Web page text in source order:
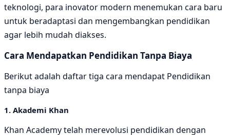
teknologi, para inovator modern menemukan cara baru
untuk beradaptasi dan mengembangkan pendidikan
agar lebih mudah diakses.
Cara Mendapatkan Pendidikan Tanpa Biaya
Berikut adalah daftar tiga cara mendapat Pendidikan
tanpa biaya
1. Akademi Khan
Khan Academy telah merevolusi pendidikan dengan